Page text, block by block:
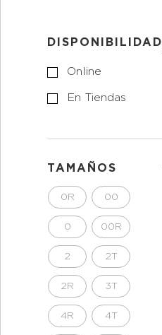
DISPONIBILIDAD
Online
En Tiendas
TAMAÑOS
0R 00
0 00R
2 2T
2R 3T
4R 4T